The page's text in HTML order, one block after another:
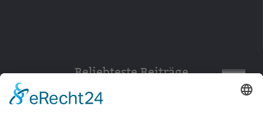
Beliebteste Beiträge